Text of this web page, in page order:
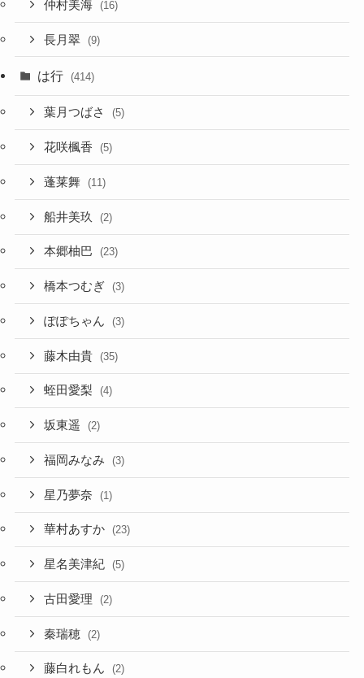
仲村美海 (16)
長月翠 (9)
は行 (414)
葉月つばさ (5)
花咲楓香 (5)
蓬莱舞 (11)
船井美玖 (2)
本郷柚巴 (23)
橋本つむぎ (3)
ぽぽちゃん (3)
藤木由貴 (35)
蛭田愛梨 (4)
坂東遥 (2)
福岡みなみ (3)
星乃夢奈 (1)
華村あすか (23)
星名美津紀 (5)
古田愛理 (2)
秦瑞穂 (2)
藤白れもん (2)